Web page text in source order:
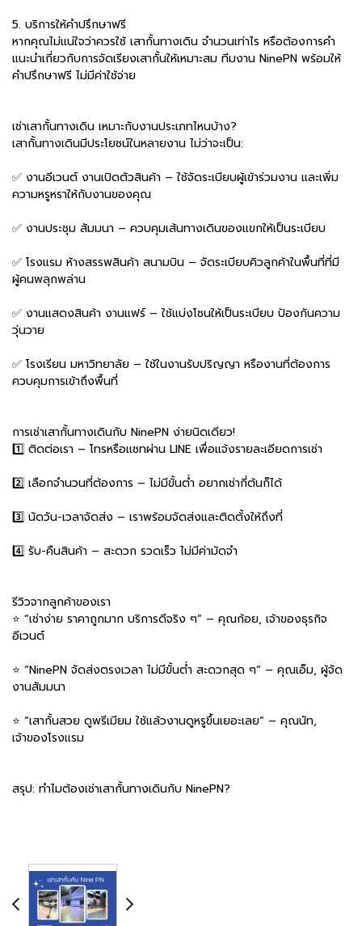
5. บริการให้คำปรึกษาฟรี
หากคุณไม่แน่ใจว่าควรใช้ เสากั้นทางเดิน จำนวนเท่าไร หรือต้องการคำ
แนะนำเกี่ยวกับการจัดเรียงเสากั้นให้เหมาะสม ทีมงาน NinePN พร้อมให้
คำปรึกษาฟรี ไม่มีค่าใช้จ่าย
เช่าเสากั้นทางเดิน เหมาะกับงานประเภทไหนบ้าง?
เสากั้นทางเดินมีประโยชน์ในหลายงาน ไม่ว่าจะเป็น:
✅ งานอีเวนต์ งานเปิดตัวสินค้า – ใช้จัดระเบียบผู้เข้าร่วมงาน และเพิ่ม
ความหรูหราให้กับงานของคุณ
✅ งานประชุม สัมมนา – ควบคุมเส้นทางเดินของแขกให้เป็นระเบียบ
✅ โรงแรม ห้างสรรพสินค้า สนามบิน – จัดระเบียบคิวลูกค้าในพื้นที่ที่มี
ผู้คนพลุกพล่าน
✅ งานแสดงสินค้า งานแฟร์ – ใช้แบ่งโซนให้เป็นระเบียบ ป้องกันความ
วุ่นวาย
✅ โรงเรียน มหาวิทยาลัย – ใช้ในงานรับปริญญา หรืองานที่ต้องการ
ควบคุมการเข้าถึงพื้นที่
การเช่าเสากั้นทางเดินกับ NinePN ง่ายนิดเดียว!
1️⃣ ติดต่อเรา – โทรหรือแชทผ่าน LINE เพื่อแจ้งรายละเอียดการเช่า
2️⃣ เลือกจำนวนที่ต้องการ – ไม่มีขั้นต่ำ อยากเช่ากี่ต้นก็ได้
3️⃣ นัดวัน-เวลาจัดส่ง – เราพร้อมจัดส่งและติดตั้งให้ถึงที่
4️⃣ รับ-คืนสินค้า – สะดวก รวดเร็ว ไม่มีค่ามัดจำ
รีวิวจากลูกค้าของเรา
⭐ “เช่าง่าย ราคาถูกมาก บริการดีจริง ๆ” – คุณก้อย, เจ้าของธุรกิจ
อีเวนต์
⭐ “NinePN จัดส่งตรงเวลา ไม่มีขั้นต่ำ สะดวกสุด ๆ” – คุณเอ็ม, ผู้จัด
งานสัมมนา
⭐ “เสากั้นสวย ดูพรีเมียม ใช้แล้วงานดูหรูขึ้นเยอะเลย” – คุณนัท,
เจ้าของโรงแรม
สรุป: ทำไมต้องเช่าเสากั้นทางเดินกับ NinePN?